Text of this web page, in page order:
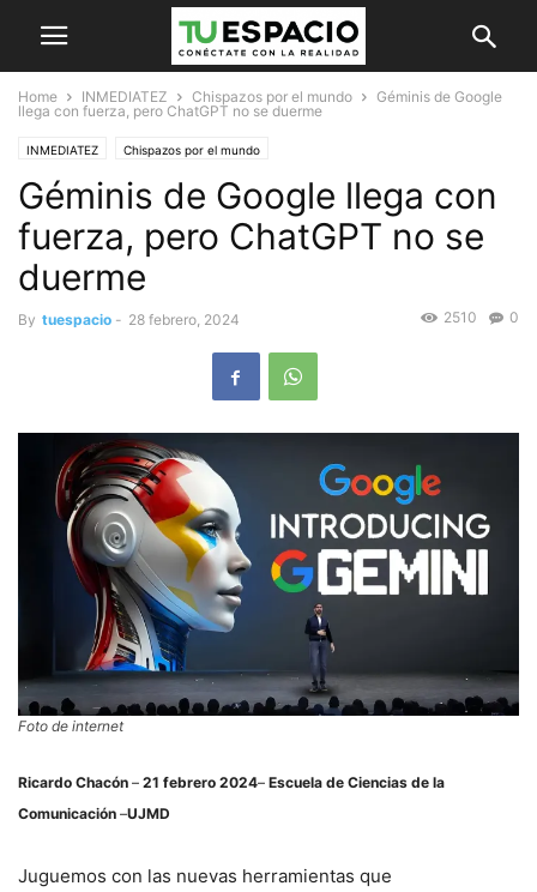
Home INMEDIATEZ Chispazos por el mundo
Géminis de Google
llega con fuerza, pero ChatGPT no se duerme
INMEDIATEZ Chispazos por el mundo
Géminis de Google llega con
fuerza, pero ChatGPT no se
duerme
By tuespacio - 28 febrero, 2024 0
2510
Foto de internet
Ricardo Chacón – 21 febrero 2024– Escuela de Ciencias de la
Comunicación –UJMD
Juguemos con las nuevas herramientas que